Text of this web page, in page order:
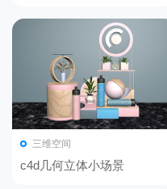
三维空间
c4d几何立体小场景